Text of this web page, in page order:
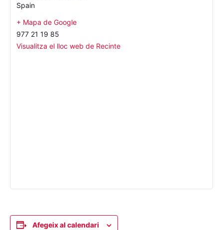
Spain
+ Mapa de Google
977 21 19 85
Visualitza el lloc web de Recinte
Afegeix al calendari